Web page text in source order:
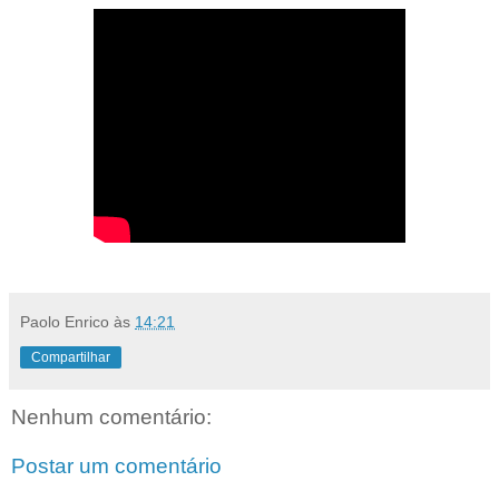
Paolo Enrico às 14:21
Compartilhar
Nenhum comentário:
Postar um comentário